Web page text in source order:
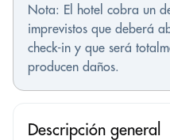
Nota: El hotel cobra un
imprevistos que deberá
check-in y que será
producen daños.
Descripción general